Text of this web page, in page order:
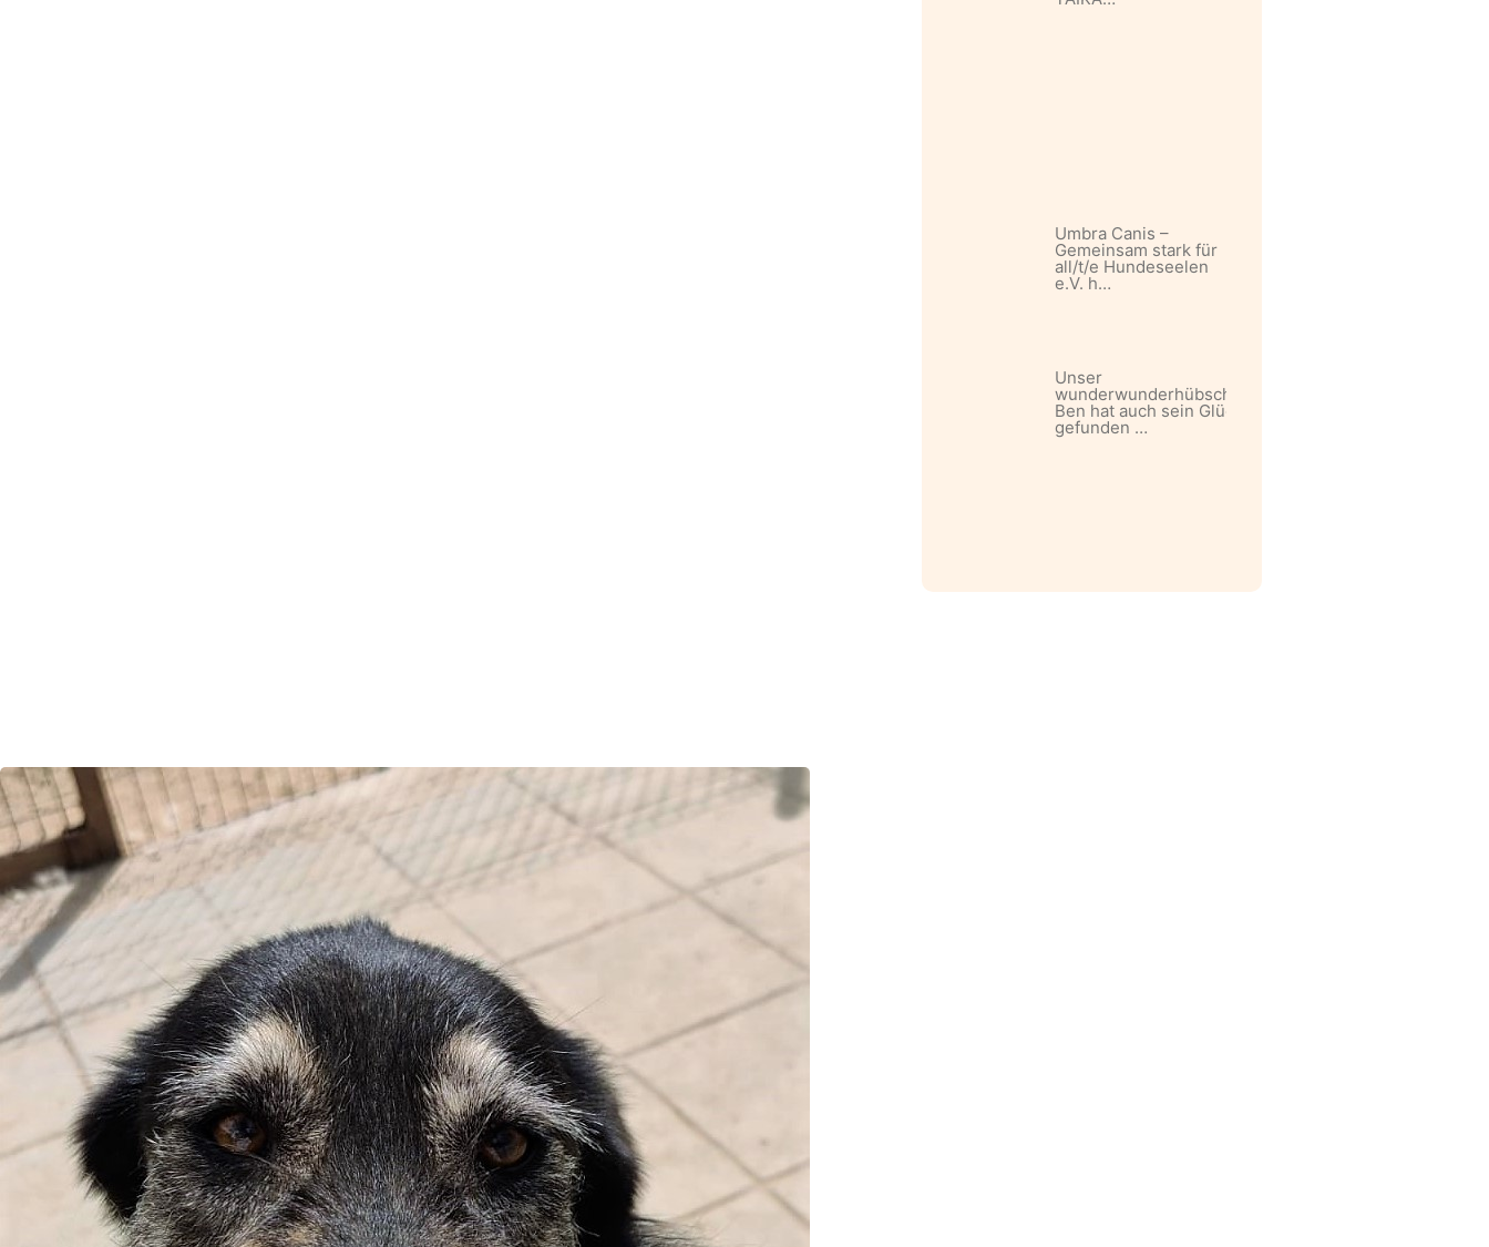
Umbra Canis –
Gemeinsam stark für
all/t/e Hundeseelen
e.V. h…
Unser
wunderwunderhübscher
Ben hat auch sein Glück
gefunden …